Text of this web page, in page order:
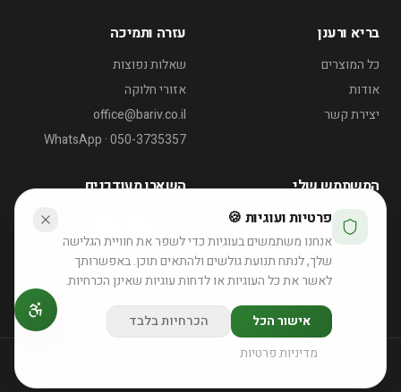
פרטיות ועוגיות 🍪
אנחנו משתמשים בעוגיות כדי לשפר את חוויית הגלישה
שלך, לנתח תנועת גולשים ולהתאים תוכן. באפשרותך
לאשר את כל העוגיות או לדחות עוגיות שאינן הכרחיות.
אישור הכל
הכרחיות בלבד
מדיניות פרטיות
דוכן שייקים לאירועי קיץ
רוצה הצעה לאירוע?
לפרטים והצעת מחיר
בריא ורענן
כל המוצרים
אודות
יצירת קשר
עזרה ותמיכה
שאלות נפוצות
אזורי חלוקה
office@bariv.co.il
WhatsApp · 050-3735357
המשתמש שלי
החשבון שלי
ההזמנות שלי
השארו מעודכנים